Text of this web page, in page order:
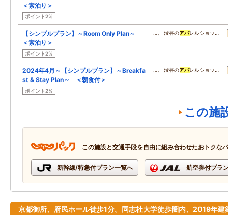
＜素泊り＞
ポイント2%
【シンプルプラン】～Room Only Plan～
＜素泊り＞
ポイント2%
…。 渋谷のアパレルショッ…
2024年4月～【シンプルプラン】～Breakfa
st & Stay Plan～ ＜朝食付＞
ポイント2%
…。 渋谷のアパレルショッ…
この施
この施設と交通手段を自由に組み合わせたおトクな
新幹線/特急付プラン一覧へ 航空券付プラ
京都御所、府民ホール徒歩1分。同志社大学徒歩圏内、2019年建